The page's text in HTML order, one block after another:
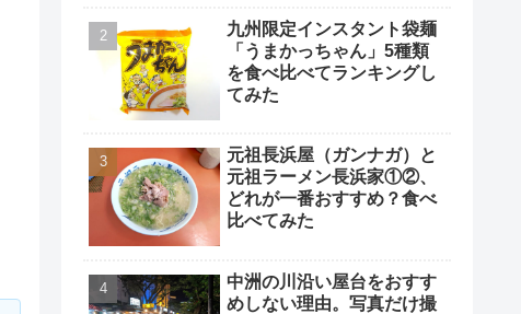
九州限定インスタント袋麺
「うまかっちゃん」5種類
を食べ比べてランキングし
てみた
元祖長浜屋（ガンナガ）と
元祖ラーメン長浜家①②、
どれが一番おすすめ？食べ
比べてみた
中洲の川沿い屋台をおすす
めしない理由。写真だけ撮